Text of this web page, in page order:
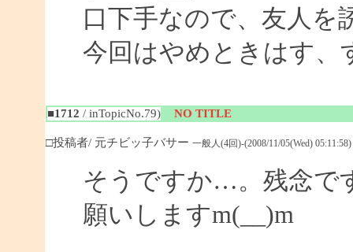
口下手なので、友人
今回はやめときはす、
■1712 / inTopicNo.79) NO TITLE
□投稿者/ 元チビッ子バサー 一般人(4回)-(2008/11/05(Wed) 05:11:58)
そうですか…。残念で
願いしますm(__)m